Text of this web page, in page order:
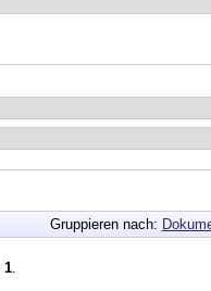
Gruppieren nach:
1